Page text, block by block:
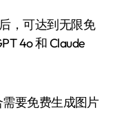
，可达到无限免
4o 和 Claude
要免费生成图片